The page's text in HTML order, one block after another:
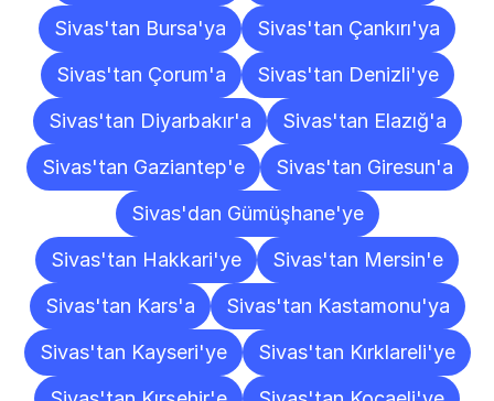
Sivas'tan Bursa'ya
Sivas'tan Çankırı'ya
Sivas'tan Çorum'a
Sivas'tan Denizli'ye
Sivas'tan Diyarbakır'a
Sivas'tan Elazığ'a
Sivas'tan Gaziantep'e
Sivas'tan Giresun'a
Sivas'dan Gümüşhane'ye
Sivas'tan Hakkari'ye
Sivas'tan Mersin'e
Sivas'tan Kars'a
Sivas'tan Kastamonu'ya
Sivas'tan Kayseri'ye
Sivas'tan Kırklareli'ye